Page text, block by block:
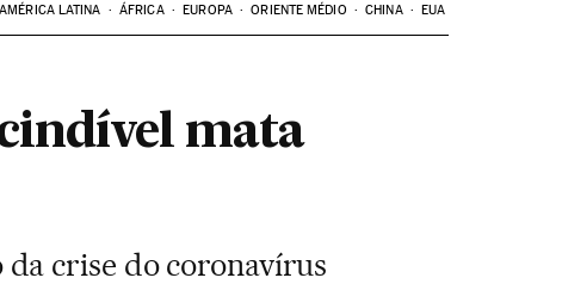
AMÉRICA LATINA ÁFRICA EUROPA ORIENTE MÉDIO CHINA EUA
mata
da crise do coronavírus